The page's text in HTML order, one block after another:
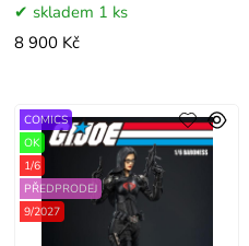
skladem 1 ks
8 900 Kč
COMICS
OK
1/6
PŘEDPRODEJ
9/2027